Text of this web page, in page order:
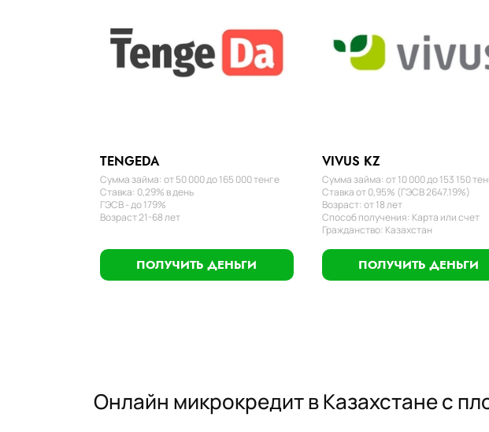
TENGEDA
Сумма займа: от 50 000 до 165 000 тенге
Ставка: 0,29% в день
ГЭСВ - до 179%
Возраст 21-68 лет
ПОЛУЧИТЬ ДЕНЬГИ
VIVUS KZ
Сумма займа: от 10 000 до 153 150
Ставка от 0,95% (ГЭСВ 2647.19%)
Возраст: от 18 лет
Способ получения: Карта или счет
Гражданство: Казахстан
ПОЛУЧИТЬ ДЕНЬГИ
Онлайн микрокредит в Казахстане с